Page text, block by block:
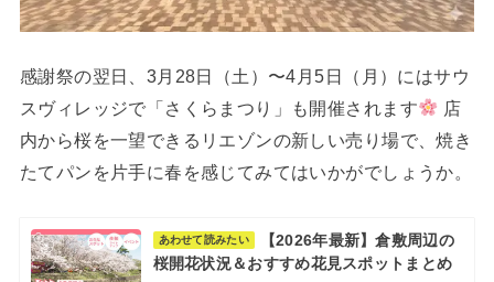
感謝祭の翌日、3月28日（土）〜4月5日（月）にはサウ
スヴィレッジで「さくらまつり」も開催されます
店
内から桜を一望できるリエゾンの新しい売り場で、焼き
たてパンを片手に春を感じてみてはいかがでしょうか。
あわせて読みたい
【2026年最新】倉敷周辺の
桜開花状況＆おすすめ花見スポットまとめ